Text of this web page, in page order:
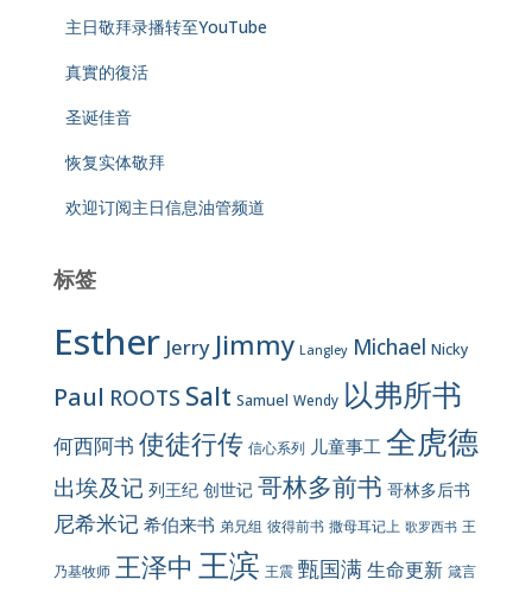
主日敬拜录播转至YouTube
真實的復活
圣诞佳音
恢复实体敬拜
欢迎订阅主日信息油管频道
标签
Esther Jerry Jimmy Langley Michael Nicky
Paul ROOTS Salt Samuel Wendy 以弗所书
何西阿书 使徒行传 信心系列 儿童事工 全虎德
出埃及记 列王纪 创世记 哥林多前书 哥林多后书
尼希米记 希伯来书 弟兄组 彼得前书 撒母耳记上 歌罗西书 王
乃基牧师 王泽中 王滨 王震 甄国满生命更新 箴言